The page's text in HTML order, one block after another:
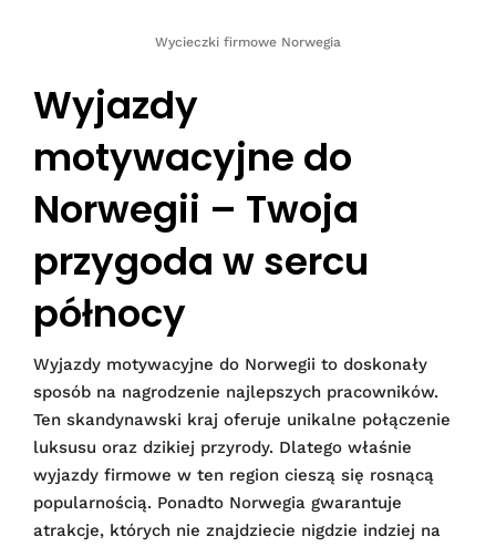
Wycieczki firmowe Norwegia
Wyjazdy
motywacyjne do
Norwegii – Twoja
przygoda w sercu
północy
Wyjazdy motywacyjne do Norwegii to doskonały
sposób na nagrodzenie najlepszych pracowników.
Ten skandynawski kraj oferuje unikalne połączenie
luksusu oraz dzikiej przyrody. Dlatego właśnie
wyjazdy firmowe w ten region cieszą się rosnącą
popularnością. Ponadto Norwegia gwarantuje
atrakcje, których nie znajdziecie nigdzie indziej na